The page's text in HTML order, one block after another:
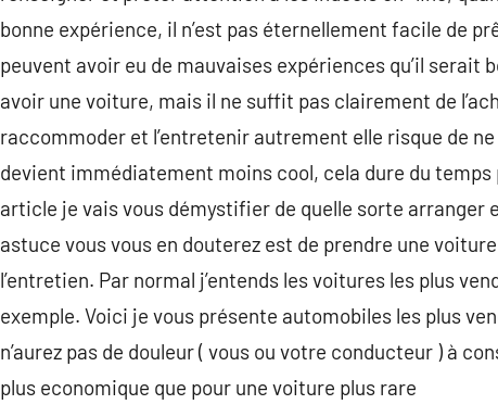
bonne expérience, il n’est pas éternellement facile de
peuvent avoir eu de mauvaises expériences qu’il
avoir une voiture, mais il ne suffit pas clairement de
raccommoder et l’entretenir autrement elle risque de
devient immédiatement moins cool, cela dure du temps
article je vais vous démystifier de quelle sorte
astuce vous vous en douterez est de prendre une voiture
l’entretien. Par normal j’entends les voitures les plus
exemple. Voici je vous présente automobiles les plus
n’aurez pas de douleur ( vous ou votre conducteur ) à
plus economique que pour une voiture plus rare